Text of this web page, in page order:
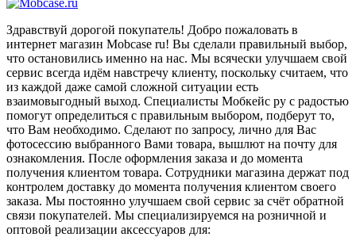
Здравствуй дорогой покупатель! Добро пожаловать в
интернет магазин Mobcase ru! Вы сделали правильный выбор,
что остановились именно на нас. Мы всячески улучшаем свой
сервис всегда идём навстречу клиенту, поскольку считаем, что
из каждой даже самой сложной ситуации есть
взаимовыгодный выход. Специалисты Мобкейс ру с радостью
помогут определиться с правильным выбором, подберут то,
что Вам необходимо. Сделают по запросу, лично для Вас
фотосессию выбранного Вами товара, вышлют на почту для
ознакомления. После оформления заказа и до момента
получения клиентом товара. Сотрудники магазина держат под
контролем доставку до момента получения клиентом своего
заказа. Мы постоянно улучшаем свой сервис за счёт обратной
связи покупателей. Мы специализируемся на розничной и
оптовой реализации аксессуаров для: